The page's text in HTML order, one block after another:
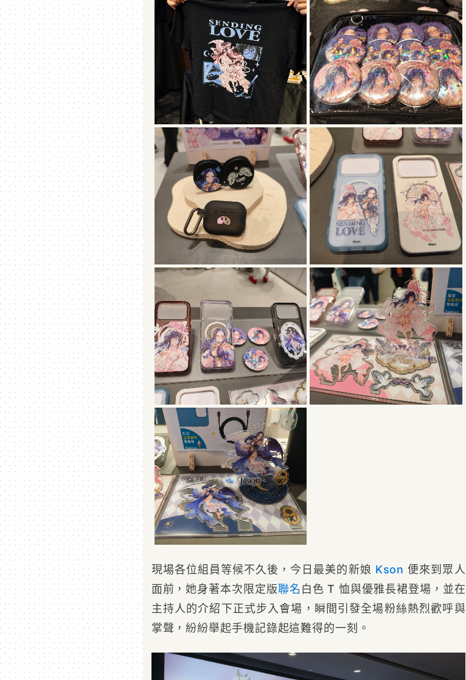
現場各位組員等候不久後，今日最美的新娘 Kson 便來到眾人
面前，她身著本次限定版聯名 白色 T 恤與優雅長裙登場，並在
主持人的介紹下正式步入會場，瞬間引發全場粉絲熱烈歡呼與
掌聲，紛紛舉起手機記錄起這難得的一刻。